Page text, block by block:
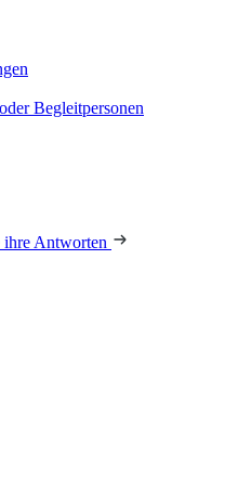
Begleitpersonen
Antworten